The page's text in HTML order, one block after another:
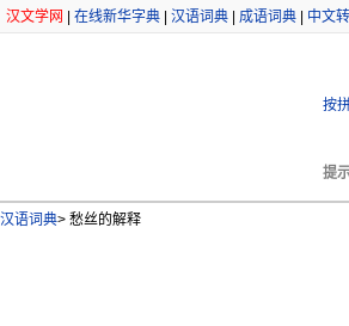
汉文学网 在线新华字典 汉语词典 成语词典 中文
按
提示
汉语词典> 愁丝的解释